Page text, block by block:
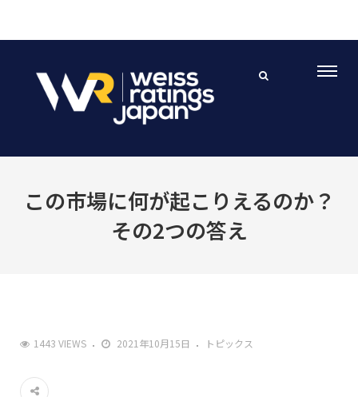
この市場に何が起こりえるのか？
その2つの答え
1443 VIEWS 2021年10月15日 トピックス